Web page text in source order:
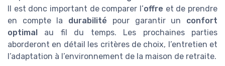
Il est donc important de comparer l’offre et de prendre
en compte la durabilité pour garantir un confort
optimal
au fil du temps. Les prochaines parties
aborderont en détail les critères de choix, l’entretien et
l’adaptation à l’environnement de la maison de retraite.